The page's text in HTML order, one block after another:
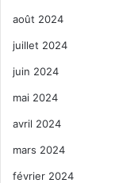
août 2024
juillet 2024
juin 2024
mai 2024
avril 2024
mars 2024
février 2024